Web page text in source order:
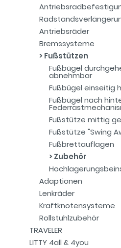
Antriebsräder
Bremssysteme
Fußstützen
Fußbügel
abnehmbar
Fußbügel einseitig
Fußbügel nach
Fußstütze mittig
Fußstütze "Swing
Fußbrettauflagen
Zubehör
Adaptionen
Lenkräder
Kraftknotensysteme
Rollstuhlzubehör
TRAVELER
LITTY 4all & 4you